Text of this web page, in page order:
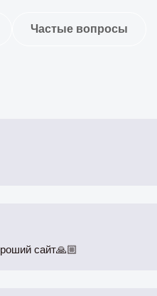
Частые вопросы
сайт🙏🏼